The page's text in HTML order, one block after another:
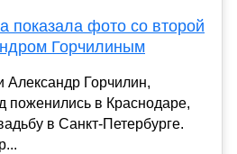
показала фото со второй
Горчилиным
Горчилин,
поженились в Краснодаре,
в Санкт-Петербурге.